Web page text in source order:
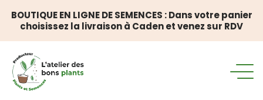
BOUTIQUE EN LIGNE DE SEMENCES : Dans votre panier
choisissez la livraison à Caden et venez sur RDV